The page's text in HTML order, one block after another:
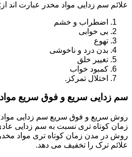
علائم سم زدایی مواد مخدر عبارت اند از:
اضطراب و خشم
بی خوابی
تهوع
بدن درد و ناخوشی
تغییر خلق
کمبود خواب
اختلال تمرکز.
سم زدایی سریع و فوق سریع مواد
روش سریع و فوق سریع سم زدایی
زمان کوتاه تری نسبت به سم زدایی
روش در مدن زمان کوتاه تری مواد مخدر
علائم ترک را تخفیف می دهد.